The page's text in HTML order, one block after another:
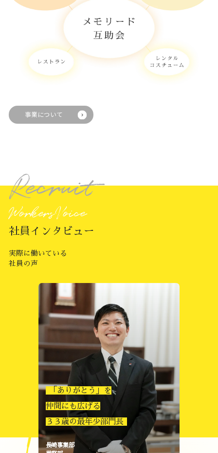
事業について
Recruit
WorkersVoice
社員インタビュー
実際に働いている
社員の声
人見知りだった私が
コーディネーターとして
活躍できる理由
長崎事業部